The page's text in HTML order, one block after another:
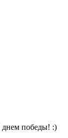
днем победы! :)